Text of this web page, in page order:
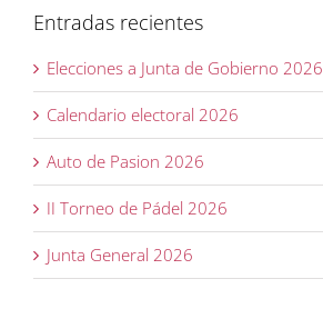
Entradas recientes
Elecciones a Junta de Gobierno 2026
Calendario electoral 2026
Auto de Pasion 2026
II Torneo de Pádel 2026
Junta General 2026